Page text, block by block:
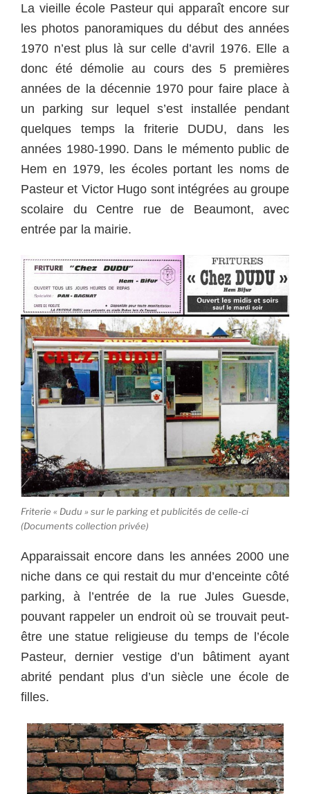
La vieille école Pasteur qui apparaît encore sur
les photos panoramiques du début des années
1970 n’est plus là sur celle d’avril 1976. Elle a
donc été démolie au cours des 5 premières
années de la décennie 1970 pour faire place à
un parking sur lequel s’est installée pendant
quelques temps la friterie DUDU, dans les
années 1980-1990. Dans le mémento public de
Hem en 1979, les écoles portant les noms de
Pasteur et Victor Hugo sont intégrées au groupe
scolaire du Centre rue de Beaumont, avec
entrée par la mairie.
Friterie « Dudu » sur le parking et publicités de celle-ci
(Documents collection privée)
Apparaissait encore dans les années 2000 une
niche dans ce qui restait du mur d’enceinte côté
parking, à l’entrée de la rue Jules Guesde,
pouvant rappeler un endroit où se trouvait peut-
être une statue religieuse du temps de l’école
Pasteur, dernier vestige d’un bâtiment ayant
abrité pendant plus d’un siècle une école de
filles.